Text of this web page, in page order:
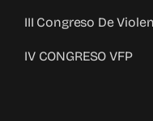
III Congreso De
IV CONGRESO VFP